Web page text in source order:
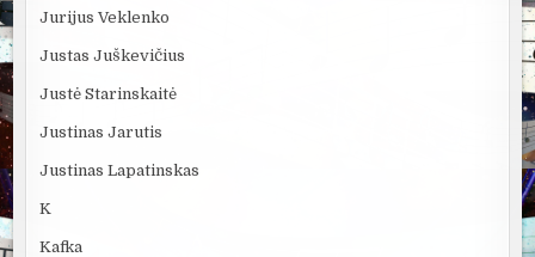
Jurijus Veklenko
Justas Juškevičius
Justė Starinskaitė
Justinas Jarutis
Justinas Lapatinskas
K
Kafka